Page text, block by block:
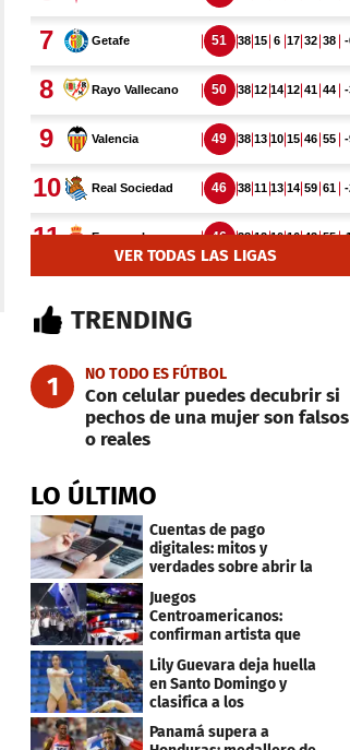
VER TODAS LAS LIGAS
TRENDING
1 NO TODO ES FÚTBOL
Con celular puedes decubrir si
pechos de una mujer son falsos
o reales
LO ÚLTIMO
Cuentas de pago
digitales: mitos y
verdades sobre abrir la
Juegos
Centroamericanos:
confirman artista que
cantará en la ceremonia
de clausura
Lily Guevara deja huella
en Santo Domingo y
clasifica a los
Panamericanos de Lima
2027
Panamá supera a